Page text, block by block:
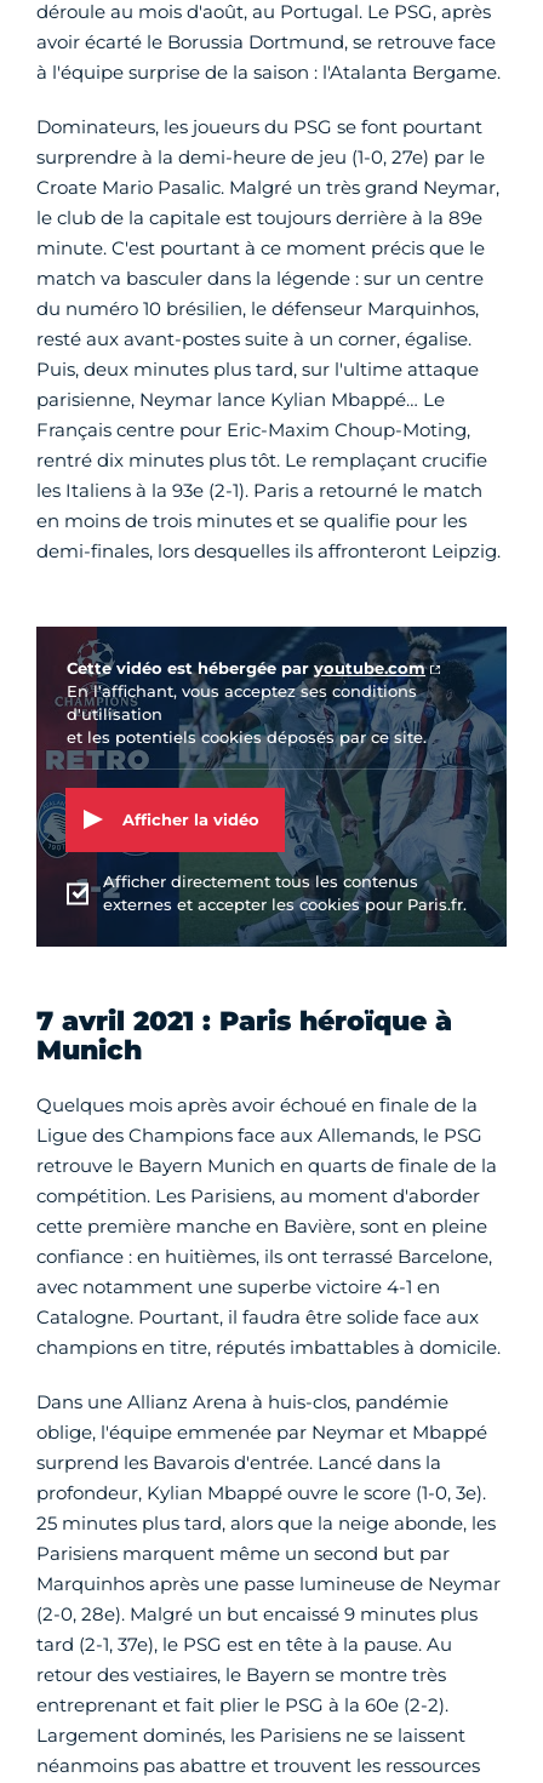
déroule au mois d'août, au Portugal. Le PSG, après
avoir écarté le Borussia Dortmund, se retrouve face
à l'équipe surprise de la saison : l'Atalanta Bergame.
Dominateurs, les joueurs du PSG se font pourtant
surprendre à la demi-heure de jeu (1-0, 27e) par le
Croate Mario Pasalic. Malgré un très grand Neymar,
le club de la capitale est toujours derrière à la 89e
minute. C'est pourtant à ce moment précis que le
match va basculer dans la légende : sur un centre
du numéro 10 brésilien, le défenseur Marquinhos,
resté aux avant-postes suite à un corner, égalise.
Puis, deux minutes plus tard, sur l'ultime attaque
parisienne, Neymar lance Kylian Mbappé… Le
Français centre pour Eric-Maxim Choup-Moting,
rentré dix minutes plus tôt. Le remplaçant crucifie
les Italiens à la 93e (2-1). Paris a retourné le match
en moins de trois minutes et se qualifie pour les
demi-finales, lors desquelles ils affronteront Leipzig.
Vidéo Youtube
Cette vidéo est hébergée par youtube.com
En l'affichant, vous acceptez ses conditions
d'utilisation
et les potentiels cookies déposés par ce site.
Afficher la vidéo
Afficher directement tous les contenus
externes et accepter les cookies pour Paris.fr.
7 avril 2021 : Paris héroïque à
Munich
Quelques mois après avoir échoué en finale de la
Ligue des Champions face aux Allemands, le PSG
retrouve le Bayern Munich en quarts de finale de la
compétition. Les Parisiens, au moment d'aborder
cette première manche en Bavière, sont en pleine
confiance : en huitièmes, ils ont terrassé Barcelone,
avec notamment une superbe victoire 4-1 en
Catalogne. Pourtant, il faudra être solide face aux
champions en titre, réputés imbattables à domicile.
Dans une Allianz Arena à huis-clos, pandémie
oblige, l'équipe emmenée par Neymar et Mbappé
surprend les Bavarois d'entrée. Lancé dans la
profondeur, Kylian Mbappé ouvre le score (1-0, 3e).
25 minutes plus tard, alors que la neige abonde, les
Parisiens marquent même un second but par
Marquinhos après une passe lumineuse de Neymar
(2-0, 28e). Malgré un but encaissé 9 minutes plus
tard (2-1, 37e), le PSG est en tête à la pause. Au
retour des vestiaires, le Bayern se montre très
entreprenant et fait plier le PSG à la 60e (2-2).
Largement dominés, les Parisiens ne se laissent
néanmoins pas abattre et trouvent les ressources